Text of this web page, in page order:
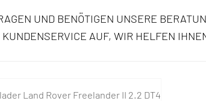
UND BENÖTIGEN UNSERE
AUF, WIR HELFEN
Land Rover Freelander II 2.2 DT4